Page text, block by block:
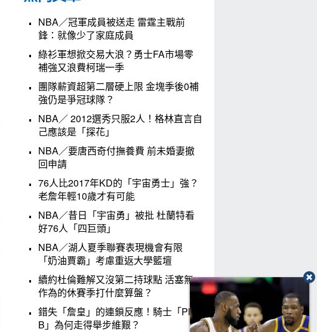
NBA／冠軍成員被送走 雷霆主戰前
鋒：就像少了家庭成員
綠衫軍想掀交易大浪？勇士FA市場零
補強又浪費柯瑞一季
團隊薪資超第二層硬上限 金塊季後0補
強仍是爭冠球隊？
NBA／ 2012選秀只服2人！格林直言自
己應該是「探花」
NBA／要唐西奇付撫養費 前未婚妻撤
回申請
76人比2017年KD的「宇宙勇士」強？
老詹年輕10歲才有可能
NBA／昔日「宇宙勇」被批 杜蘭特看
好76人「四巨頭」
NBA／湖人夏季聯賽表現機會有限
「奶油賈霸」考慮重返大學籃壇
續約杜倫難解又沒第二持球點 活塞無
作為的休賽季打什麼算盤？
錯失「詹皇」的連鎖反應！騎士「Plan
B」為何走得舉步維艱？